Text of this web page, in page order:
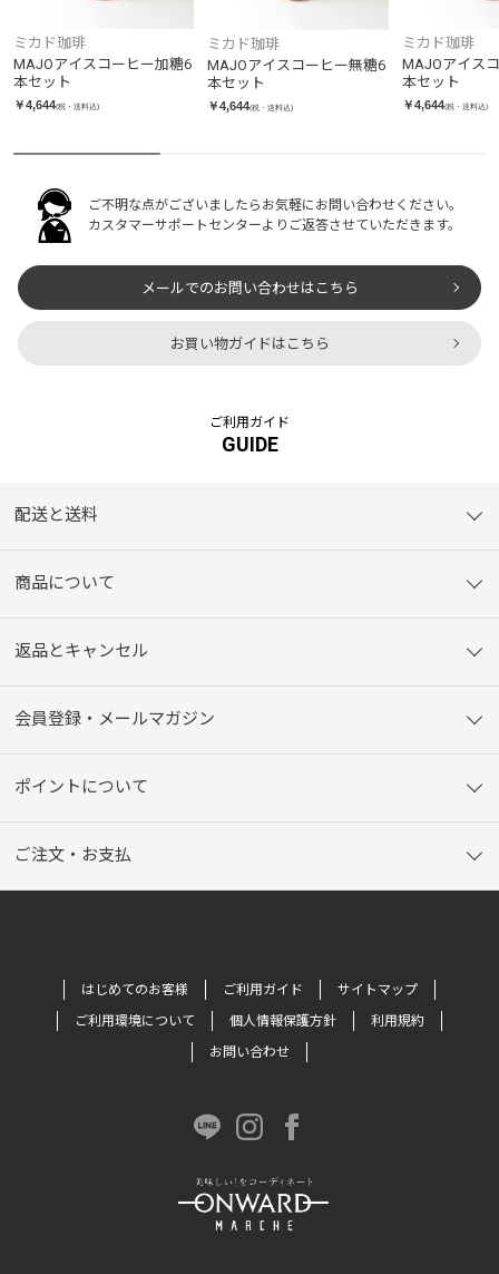
ミカド珈琲
MAJOアイスコーヒー加糖6
本セット
￥4,644(税・送料込)
ミカド珈琲
MAJOアイスコーヒー無糖6
本セット
￥4,644(税・送料込)
ミカド珈琲
MAJOアイス
本セット
￥4,644(税・送料込)
ご不明な点がございましたらお気軽にお問い合わせください。
カスタマーサポートセンターよりご返答させていただきます。
メールでのお問い合わせはこちら
お買い物ガイドはこちら
ご利用ガイド
GUIDE
配送と送料
商品について
返品とキャンセル
会員登録・メールマガジン
ポイントについて
ご注文・お支払
はじめてのお客様 ご利用ガイド
サイトマップ
ご利用環境について
個人情報保護方針
利用規約
お問い合わせ